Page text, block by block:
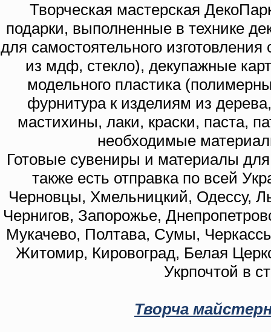
Творческая мастерская
подарки, выполненные в технике
для самостоятельного
из мдф, стекло), декупажные
модельного пластика
фурнитура к изделиям из
мастихины, лаки, краски, паста,
необходимые
Готовые сувениры и материалы
также есть отправка по всей
Черновцы, Хмельницкий, Одессу,
Чернигов, Запорожье,
Мукачево, Полтава, Сумы,
Житомир, Кировоград, Белая
Укрпочтой в
Творча